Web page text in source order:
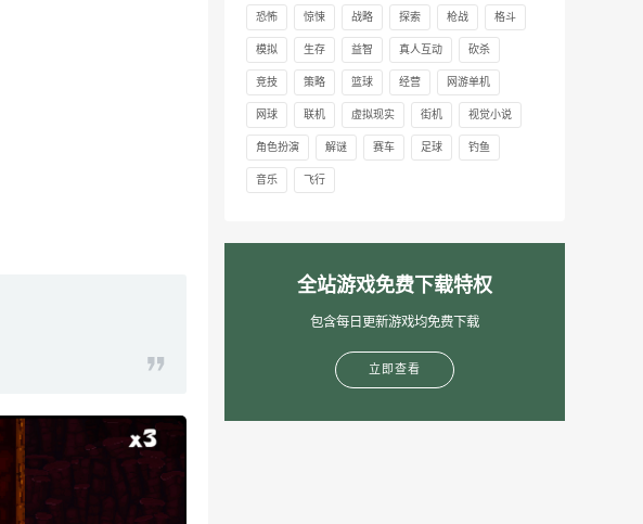
恐怖 惊悚 战略 探索 枪战 格斗
模拟 生存 益智 真人互动 砍杀
竞技 策略 篮球 经营 网游单机
网球 联机 虚拟现实 街机 视觉小说
角色扮演 解谜 赛车 足球 钓鱼
音乐 飞行
全站游戏免费下载特权
包含每日更新游戏均免费下载
立即查看